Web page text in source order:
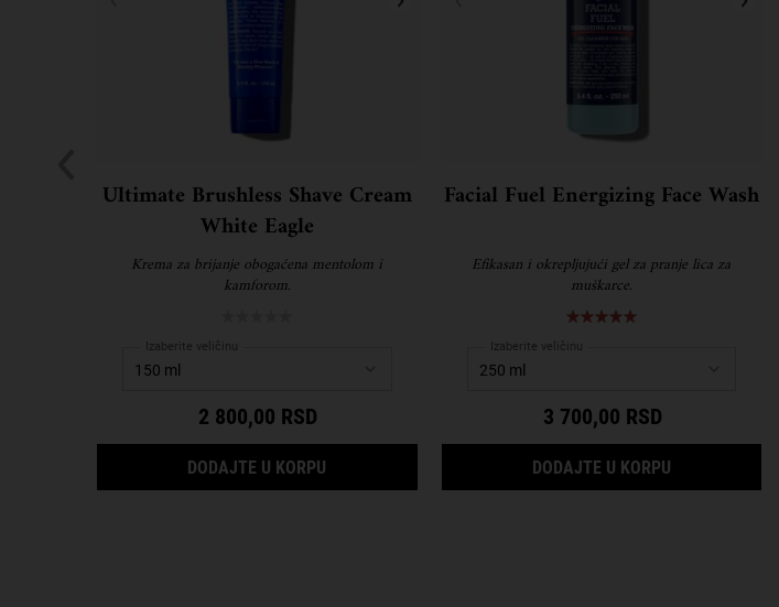
Ultimate Brushless Shave Cream
White Eagle
Krema za brijanje obogaćena mentolom i
kamforom.
Izaberite veličinu
2 800,00 RSD
DODAJTE U KORPU ULTIMATE BRUSHLESS SHAVE CREAM WHITE EAGLE
Facial Fuel Energizing Face Wash
Efikasan i okrepljujući gel za pranje lica za
muškarce.
Izaberite veličinu
3 700,00 RSD
DODAJTE U KORPU FACIAL FUEL